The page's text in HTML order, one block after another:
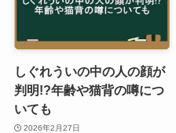
しぐれういの中の人の顔が
判明!?年齢や猫背の噂につ
いても
2026年2月27日